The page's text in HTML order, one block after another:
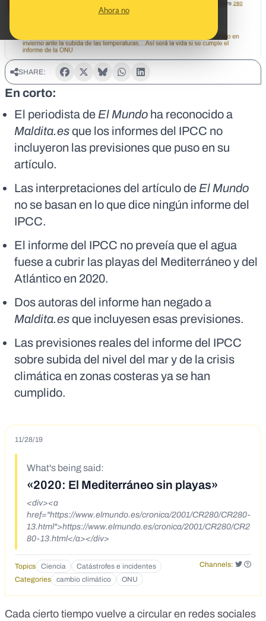
Ahora no
SHARE:
En corto:
El periodista de El Mundo ha reconocido a
Maldita.esque los informes del IPCC no
incluyeron las previsiones que puso en su
artículo.
Las interpretaciones del artículo de El Mundo
no se basan en lo que dice ningún informe del
IPCC.
El informe del IPCC no preveía que el agua
fuese a cubrir las playas del Mediterráneo y del
Atlántico en 2020.
Dos autoras del informe han negado a
Maldita.esque incluyesen esas previsiones.
Las previsiones reales del informe del IPCC
sobre subida del nivel del mar y de la crisis
climática en zonas costeras ya se han
cumplido.
11/28/19
What's being said:
«2020: El Mediterráneo sin playas»
<div><a
href="https://www.elmundo.es/cronica/2001/CR280/CR280-
13.html">https://www.elmundo.es/cronica/2001/CR280/CR2
80-13.html</a></div>
Topics Ciencia Catástrofes e incidentes
Channels:
Categories
cambio climático ONU
Cada cierto tiempo vuelve a circular en redes sociales